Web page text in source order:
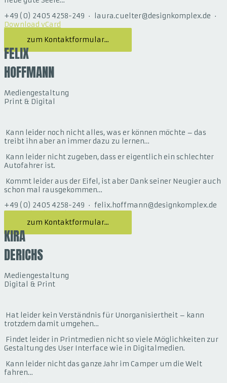
+49 (0) 2405 4258-249 · laura.cuelter@designkomplex.de ·
Download vCard
zum Kontaktformular...
FELIX
HOFFMANN
Mediengestaltung
Print & Digital
Kann leider noch nicht alles, was er können möchte – das
treibt ihn aber an immer dazu zu lernen…
Kann leider nicht zugeben, dass er eigentlich ein schlechter
Autofahrer ist.
Kommt leider aus der Eifel, ist aber Dank seiner Neugier auch
schon mal rausgekommen…
+49 (0) 2405 4258-249 · felix.hoffmann@designkomplex.de
·
zum Kontaktformular...
KIRA
DERICHS
Mediengestaltung
Digital & Print
Hat leider kein Verständnis für Unorganisiertheit – kann
trotzdem damit umgehen…
Findet leider in Printmedien nicht so viele Möglichkeiten zur
Gestaltung des User Interface wie in Digitalmedien.
Kann leider nicht das ganze Jahr im Camper um die Welt
fahren…